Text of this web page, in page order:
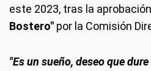
este 2023, tras la
Bostero" por la Comisión
"Es un sueño, deseo que